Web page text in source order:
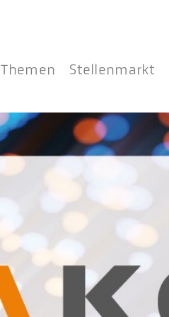
Themen Stellenmarkt